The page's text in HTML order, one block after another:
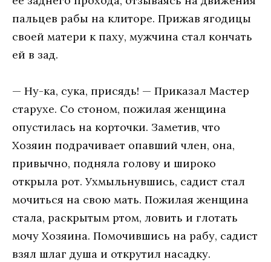
пальцев рабы на клиторе. Прижав ягодицы
своей матери к паху, мужчина стал кончать
ей в зад.
— Ну-ка, сука, присядь! — Приказал Мастер
старухе. Со стоном, пожилая женщина
опустилась на корточки. Заметив, что
Хозяин подрачивает опавший член, она,
привычно, подняла голову и широко
открыла рот. Ухмыльнувшись, садист стал
мочиться на свою мать. Пожилая женщина
стала, раскрытым ртом, ловить и глотать
мочу Хозяина. Помочившись на рабу, садист
взял шлаг душа и открутил насадку.